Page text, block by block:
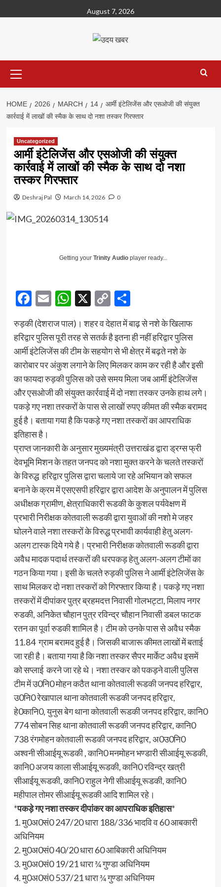
to
August 7, 2026
Menu
HOME 2026 MARCH 14
आर्मी इंटेलिजेंस और एसओजी की संयुक्त
कार्रवाई में लाखों की स्मैक के साथ दो नशा तस्कर गिरफ्तार
Uncategorized
आर्मी इंटेलिजेंस और एसओजी की संयुक्त
कार्रवाई में लाखों की स्मैक के साथ दो नशा
तस्कर गिरफ्तार
Deshraj Pal March 14, 2026 0
Getting your Trinity Audioplayer ready...
Facebook
EmailWhatsApp
X Copy
Link
Share
रुड़की (देशराज पाल)। शहर व देहात में बाढ़ से नशे के खिलाफ
हरिद्वार पुलिस पूरी तरह से सतर्क है इतना ही नहीं हरिद्वार पुलिस
आर्मी इंटेलिजेंस की टीम के सहयोग से भी क्षेत्र में बढ़ते नशे के
कारोबार पर अंकुश लगाने के लिए मिलकर काम कर रही है और इसी
का फायदा रुड़की पुलिस को उसे समय मिला जब आर्मी इंटेलिजेंस
और एसओजी की संयुक्त कार्रवाई में दो नशा तस्कर उनके हाथ लगे।
पकड़े गए नशा तस्करों के पास से लाखों रुपए कीमत की स्मैक बरामद
हुई है। बताया गया है कि पकड़े गए नशा तस्करों का आपराधिक
इतिहास है।
प्राप्त जानकारी के अनुसार मुख्यमंत्री उत्तराखंड द्वारा ड्रग्स फ्री
देवभूमि मिशन के तहत जनपद को नशा मुक्त करने के चलते तस्करों
के विरुद्ध हरिद्वार पुलिस द्वारा चलाये जा रहे अभियान को सफल
बनाने के क्रम में एसएसपी हरिद्वार द्वारा आदेश के अनुपालन में पुलिस
अधीक्षक ग्रामीण, क्षेत्राधिकारी रूडकी के कुशल पर्यवेक्षण में
प्रभारी निरीक्षक कोतवाली रूडकी द्वारा युवाओं की नशो मे जहर
घोलने वाले नशा तस्करों के विरुद्ध प्रभावी कार्यवाही हेतु अलग-
अलग टास्क दिये गये है। प्रभारी निरीक्षक कोतवाली रूडकी द्वारा
अवैध मादक पदार्थ तस्करों की धरपकड़ हेतु अलग-अलग टीमों का
गठन किया गया। इसी के चलते रुड़की पुलिस ने आर्मी इंटेलिजेंस के
साथ मिलकर दो नशा तस्करों को गिरफ्तार किया है। पकड़े गए नशा
तस्करों में दीपांकर पुत्र ब्रहमदत्त निवासी गोलभट्टा, मिलाप नगर
रुडकी, अनिकेत चौहान पुत्र रविन्द्र चौहान निवासी डबल फाटक
रतन का पूर्वा रुडकी शामिल है। टीम को उनके पास से अवैध स्मैक
11.84 ग्राम बरामद हुई है। जिसकी बाजारू कीमत लाखों में बताई
जा रही है। बताया गया है कि नशा तस्कर सैपर मार्केट अवैध इसमें
को सप्लाई करने जा रहे थे। नशा तस्कर को पकड़ने वाली पुलिस
टीम में उ0नि0 मोहन कठैत थाना कोतवाली रूडकी जनपद हरिद्वार,
उ0नि0 रेखापाल थाना कोतवाली रूडकी जनपद हरिद्वार,
हे0कानि0, युनुस बेग थाना कोतवाली रूडकी जनपद हरिद्वार, कानि0
774 सोबन सिह थाना कोतवाली रूडकी जनपद हरिद्वार, कानि0
738 रंगमोहन कोतवाली रूडकी जनपद हरिद्वार, अ0उ0नि0
अश्वनी सीआईयू रूडकी , कानि0 मनमोहन भण्डारी सीआईयू रूडकी,
कानि0 अजय काला सीआईयू रूडकी, कानि0 रविन्द्र खत्री
सीआईयू रूडकी, कानि0 राहुल नेगी सीआईयू रूडकी, कानि0
महीपाल तोमर सीआईयू रूडकी आदि शामिल रहे।
*पकड़े गए नशा तस्कर दीपांकर का आपराधिक इतिहास*
1. मु0अ0सं0 247/20 धारा 188/336 भादवि व 60 आबकारी
अधिनियम
2. मु0अ0सं0 40/20 धारा 60 आबिकारी अधिनियम
3. मु0अ0सं0 19/21 धारा ¾ गुण्डा अधिनियम
4. मु0अ0सं0 537/21 धारा ¾ गुण्डा अधिनियम